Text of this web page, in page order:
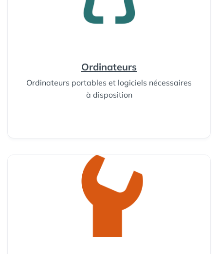
Ordinateurs
Ordinateurs portables et logiciels nécessaires
à disposition